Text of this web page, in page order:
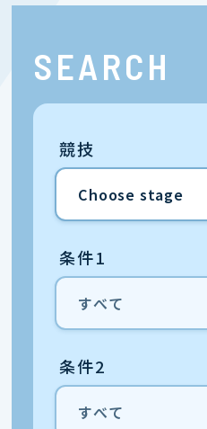
SEARCH
競技
条件1
条件2